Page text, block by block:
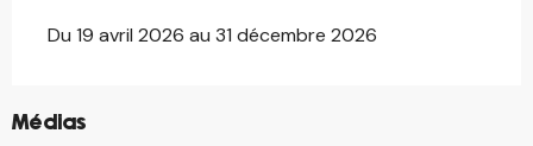
Du 19 avril 2026 au 31 décembre 2026
Médias
©
©